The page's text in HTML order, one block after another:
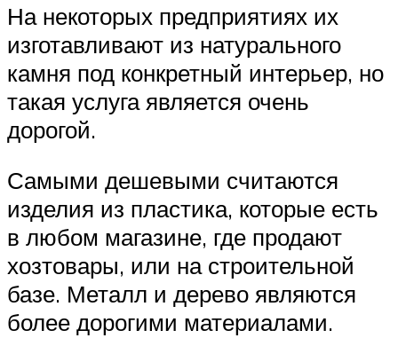
На некоторых предприятиях их
изготавливают из натурального
камня под конкретный интерьер, но
такая услуга является очень
дорогой.
Самыми дешевыми считаются
изделия из пластика, которые есть
в любом магазине, где продают
хозтовары, или на строительной
базе. Металл и дерево являются
более дорогими материалами.